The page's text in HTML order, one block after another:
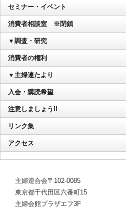
セミナー・イベント
消費者相談室 ※閉鎖
▼調査・研究
消費者の権利
▼主婦連たより
入会・購読希望
注意しましょう!!
リンク集
アクセス
主婦連合会〒102-0085
東京都千代田区六番町15
主婦会館プラザエフ3F